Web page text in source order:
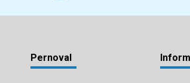
Pernoval